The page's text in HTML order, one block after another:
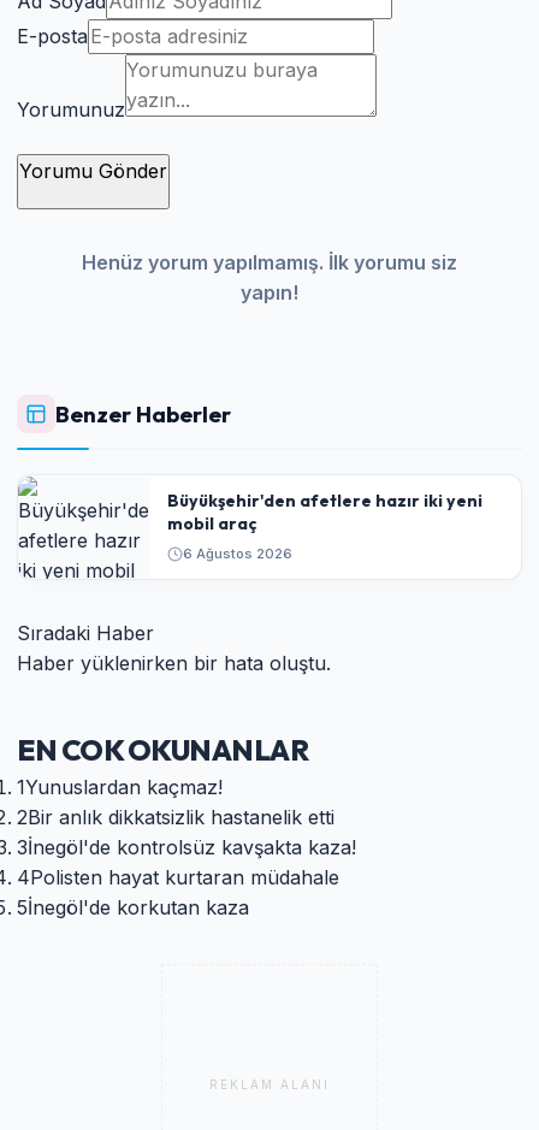
E-posta
Yorumunuz
Yorumu Gönder
Henüz yorum yapılmamış. İlk yorumu siz
yapın!
Benzer Haberler
Büyükşehir'den afetlere hazır iki yeni
mobil araç
6 Ağustos 2026
Sıradaki Haber
Haber yüklenirken bir hata oluştu.
EN COK OKUNANLAR
1Yunuslardan kaçmaz!
2Bir anlık dikkatsizlik hastanelik etti
3İnegöl'de kontrolsüz kavşakta kaza!
4Polisten hayat kurtaran müdahale
5İnegöl'de korkutan kaza
REKLAM ALANI